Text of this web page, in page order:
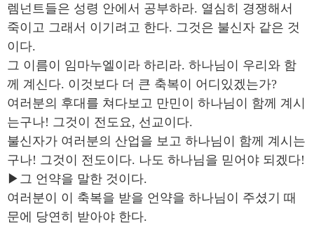
렘넌트들은 성령 안에서 공부하라. 열심히 경쟁해서
죽이고 그래서 이기려고 한다. 그것은 불신자 같은 것
이다.
그 이름이 임마누엘이라 하리라. 하나님이 우리와 함
께 계신다. 이것보다 더 큰 축복이 어디있겠는가?
여러분의 후대를 쳐다보고 만민이 하나님이 함께 계시
는구나! 그것이 전도요, 선교이다.
불신자가 여러분의 산업을 보고 하나님이 함께 계시는
구나! 그것이 전도이다. 나도 하나님을 믿어야 되겠다!
▶그 언약을 말한 것이다.
여러분이 이 축복을 받을 언약을 하나님이 주셨기 때
문에 당연히 받아야 한다.